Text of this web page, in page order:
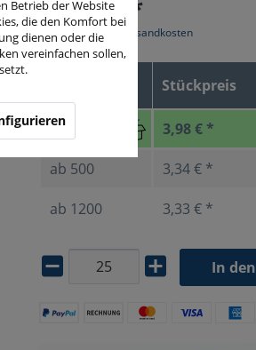
99,50 € *
Stückpreis
ab
3,98 € *
ab 500 3,34 € *
ab 1200 3,33 € *
inkl. MwSt.zzgl. Versandkosten
In den
Betrieb der Website
die den Komfort bei
dienen oder die
vereinfachen sollen,